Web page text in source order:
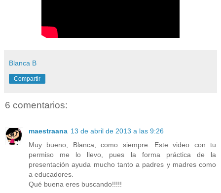
Blanca B
Compartir
6 comentarios:
maestraana 13 de abril de 2013 a las 9:26
Muy bueno, Blanca, como siempre. Este video con tu
permiso me lo llevo, pues la forma práctica de la
presentación ayuda mucho tanto a padres y madres como
a educadores.
Qué buena eres buscando!!!!!